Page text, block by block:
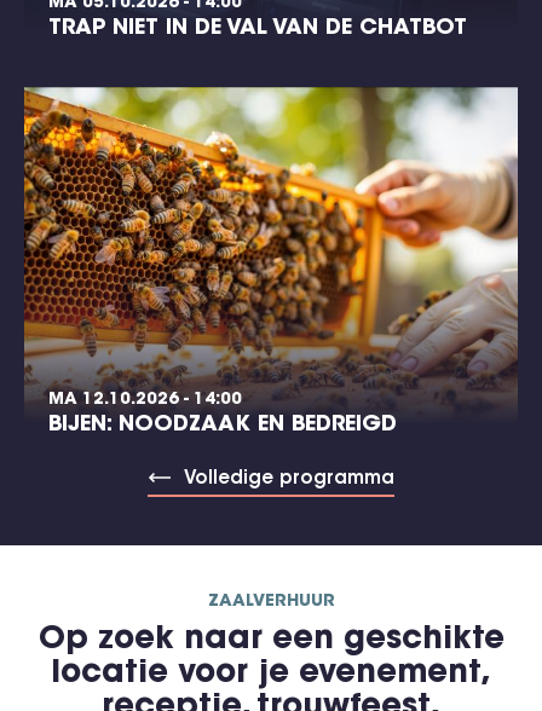
MA 05.10.2026 - 14:00
TRAP NIET IN DE VAL VAN DE CHATBOT
MA 12.10.2026 - 14:00
BIJEN: NOODZAAK EN BEDREIGD
Volledige programma
ZAALVERHUUR
Op zoek naar een geschikte
locatie voor je evenement,